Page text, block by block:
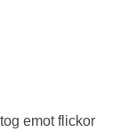
emot flickor